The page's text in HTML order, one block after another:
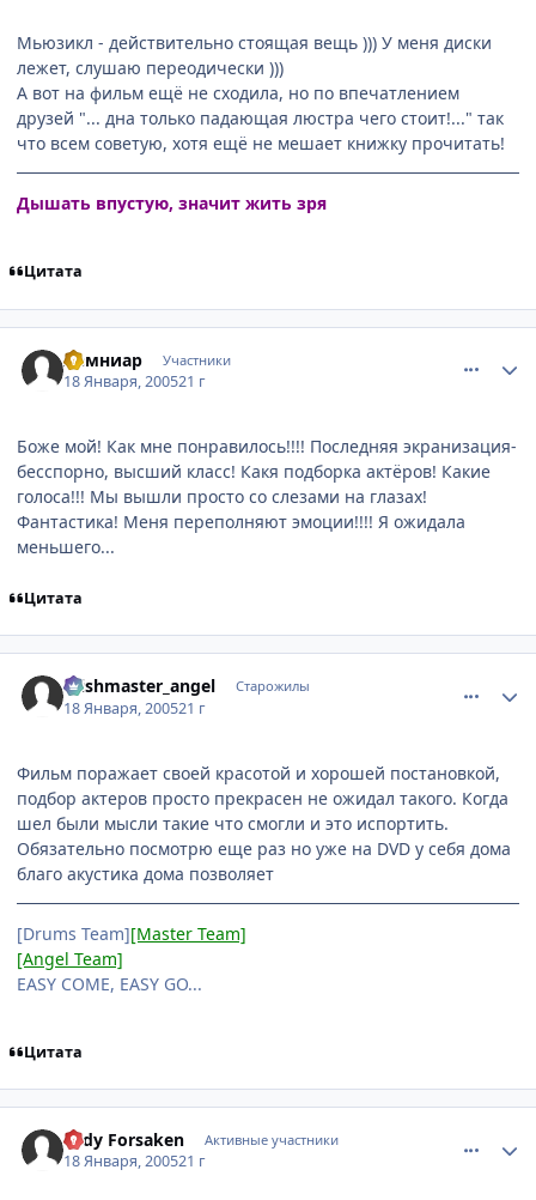
Мьюзикл - действительно стоящая вещь ))) У меня диски
лежет, слушаю переодически )))
А вот на фильм ещё не сходила, но по впечатлением
друзей "... дна только падающая люстра чего стоит!..." так
что всем советую, хотя ещё не мешает книжку прочитать!
Дышать впустую, значит жить зря
Цитата
Лемниар Участники
18 Января, 200521 г
Боже мой! Как мне понравилось!!!! Последняя экранизация-
бесспорно, высший класс! Какя подборка актёров! Какие
голоса!!! Мы вышли просто со слезами на глазах!
Фантастика! Меня переполняют эмоции!!!! Я ожидала
меньшего...
Цитата
Wishmaster_angel Старожилы
18 Января, 200521 г
Фильм поражает своей красотой и хорошей постановкой,
подбор актеров просто прекрасен не ожидал такого. Когда
шел были мысли такие что смогли и это испортить.
Обязательно посмотрю еще раз но уже на DVD у себя дома
благо акустика дома позволяет
[Drums Team][Master Team]
[Angel Team]
EASY COME, EASY GO...
Цитата
Lady Forsaken Активные участники
18 Января, 200521 г